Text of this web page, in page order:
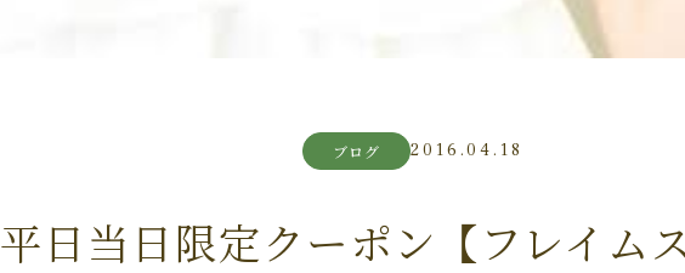
ブログ 2016.04.18
平日当日限定クーポン【フレイム